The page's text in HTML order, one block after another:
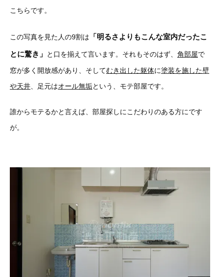
こちらです。
この写真を見た人の9割は 「明るさよりもこんな室内だったこ
とに驚き」 と口を揃えて言います。それもそのはず、 角部屋で
窓が多く開放感があり、そしてむき出した躯体に塗装を施した壁
や天井 、足元はオール無垢という、モテ部屋です。
誰からモテるかと言えば、部屋探しにこだわりのある方にです
が。